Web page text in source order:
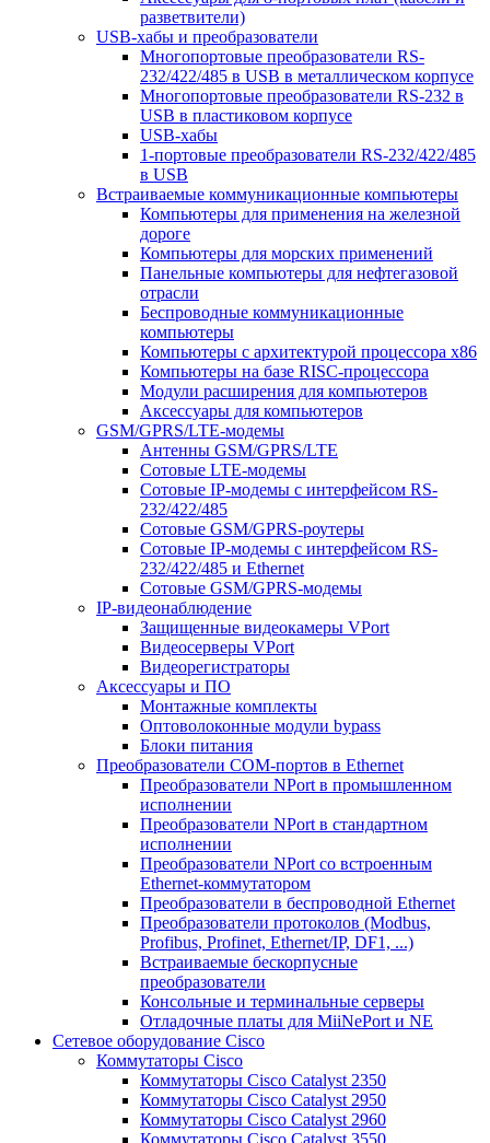
разветвители)
USB-хабы и преобразователи
Многопортовые преобразователи RS-
232/422/485 в USB в металлическом корпусе
Многопортовые преобразователи RS-232 в
USB в пластиковом корпусе
USB-хабы
1-портовые преобразователи RS-232/422/485
в USB
Встраиваемые коммуникационные компьютеры
Компьютеры для применения на железной
дороге
Компьютеры для морских применений
Панельные компьютеры для нефтегазовой
отрасли
Беспроводные коммуникационные
компьютеры
Компьютеры с архитектурой процессора x86
Компьютеры на базе RISC-процессора
Модули расширения для компьютеров
Аксессуары для компьютеров
GSM/GPRS/LTE-модемы
Антенны GSM/GPRS/LTE
Сотовые LTE-модемы
Сотовые IP-модемы с интерфейсом RS-
232/422/485
Сотовые GSM/GPRS-роутеры
Сотовые IP-модемы с интерфейсом RS-
232/422/485 и Ethernet
Сотовые GSM/GPRS-модемы
IP-видеонаблюдение
Защищенные видеокамеры VPort
Видеосерверы VPort
Видеорегистраторы
Аксессуары и ПО
Монтажные комплекты
Оптоволоконные модули bypass
Блоки питания
Преобразователи COM-портов в Ethernet
Преобразователи NPort в промышленном
исполнении
Преобразователи NPort в стандартном
исполнении
Преобразователи NPort со встроенным
Ethernet-коммутатором
Преобразователи в беспроводной Ethernet
Преобразователи протоколов (Modbus,
Profibus, Profinet, Ethernet/IP, DF1, ...)
Встраиваемые бескорпусные
преобразователи
Консольные и терминальные серверы
Отладочные платы для MiiNePort и NE
Сетевое оборудование Cisco
Коммутаторы Cisco
Коммутаторы Cisco Catalyst 2350
Коммутаторы Cisco Catalyst 2950
Коммутаторы Cisco Catalyst 2960
Коммутаторы Cisco Catalyst 3550